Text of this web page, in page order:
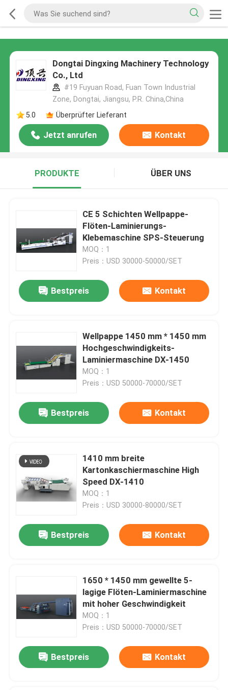
Dongtai Dingxing Machinery Technology
Co., Ltd
#19 Fuyuan Road, Fuan Town Industrial
Zone, Dongtai, Jiangsu, P.R. China,China
5.0
Überprüfter Lieferant
Jetzt anrufen Kontakt
PRODUKTE ÜBER UNS
CE 5 Schichten Wellpappe-
Flöten-Laminierungs-
Klebemaschine SPS-Steuerung
MOQ：1
Preis：USD 30000-50000/SET
Bestpreis Kontakt
Wellpappe 1450 mm * 1450 mm
Hochgeschwindigkeits-
Laminiermaschine DX-1450
MOQ：1
Preis：USD 50000-70000/SET
Bestpreis Kontakt
1410 mm breite
Kartonkaschiermaschine High
Speed ​​DX-1410
MOQ：1
Preis：USD 30000-80000/SET
Bestpreis Kontakt
1650 * 1450 mm gewellte 5-
lagige Flöten-Laminiermaschine
mit hoher Geschwindigkeit
MOQ：1
Preis：USD 50000-70000/SET
Bestpreis Kontakt